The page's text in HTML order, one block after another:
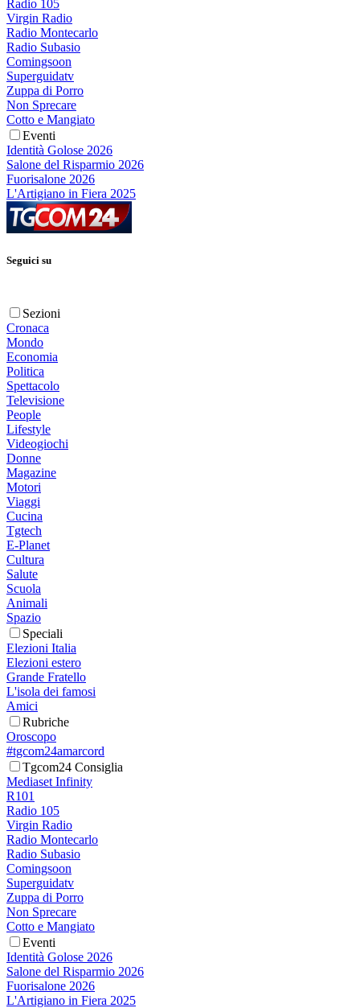
Radio 105
Virgin Radio
Radio Montecarlo
Radio Subasio
Comingsoon
Superguidatv
Zuppa di Porro
Non Sprecare
Cotto e Mangiato
Eventi
Identità Golose 2026
Salone del Risparmio 2026
Fuorisalone 2026
L'Artigiano in Fiera 2025
Seguici su
Sezioni
Cronaca
Mondo
Economia
Politica
Spettacolo
Televisione
People
Lifestyle
Videogiochi
Donne
Magazine
Motori
Viaggi
Cucina
Tgtech
E-Planet
Cultura
Salute
Scuola
Animali
Spazio
Speciali
Elezioni Italia
Elezioni estero
Grande Fratello
L'isola dei famosi
Amici
Rubriche
Oroscopo
#tgcom24amarcord
Tgcom24 Consiglia
Mediaset Infinity
R101
Radio 105
Virgin Radio
Radio Montecarlo
Radio Subasio
Comingsoon
Superguidatv
Zuppa di Porro
Non Sprecare
Cotto e Mangiato
Eventi
Identità Golose 2026
Salone del Risparmio 2026
Fuorisalone 2026
L'Artigiano in Fiera 2025